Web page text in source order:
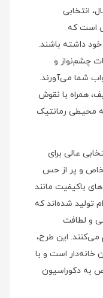
انتخابی
است که
داشته باشند.
چشم‌نواز و
شما می‌آورند.
همراه با نقوش
محیطی رمانتیک
عالی برای
خاص و پر از حس
باکیفیت مانند
تولید شده‌اند که
و لطافت
می‌کنند. این طرح،
خانه‌دار است و با
به دکوراسیون